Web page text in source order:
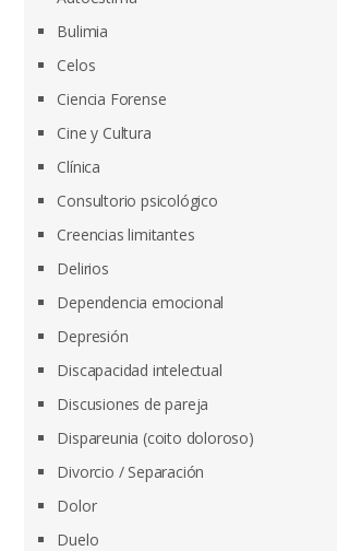
Bulimia
Celos
Ciencia Forense
Cine y Cultura
Clínica
Consultorio psicológico
Creencias limitantes
Delirios
Dependencia emocional
Depresión
Discapacidad intelectual
Discusiones de pareja
Dispareunia (coito doloroso)
Divorcio / Separación
Dolor
Duelo